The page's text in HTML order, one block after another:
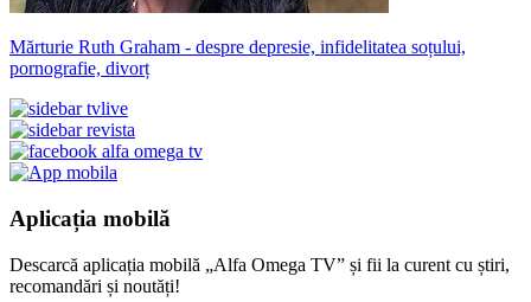
Mărturie Ruth Graham - despre depresie, infidelitatea soțului,
pornografie, divorț
Aplicația mobilă
Descarcă aplicația mobilă „Alfa Omega TV” și fii la curent cu știri,
recomandări și noutăți!